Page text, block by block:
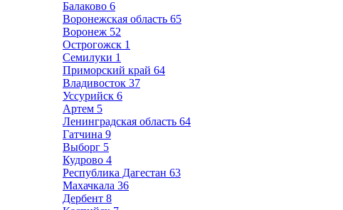
Балаково 6
Воронежская область 65
Воронеж 52
Острогожск 1
Семилуки 1
Приморский край 64
Владивосток 37
Уссурийск 6
Артем 5
Ленинградская область 64
Гатчина 9
Выборг 5
Кудрово 4
Республика Дагестан 63
Махачкала 36
Дербент 8